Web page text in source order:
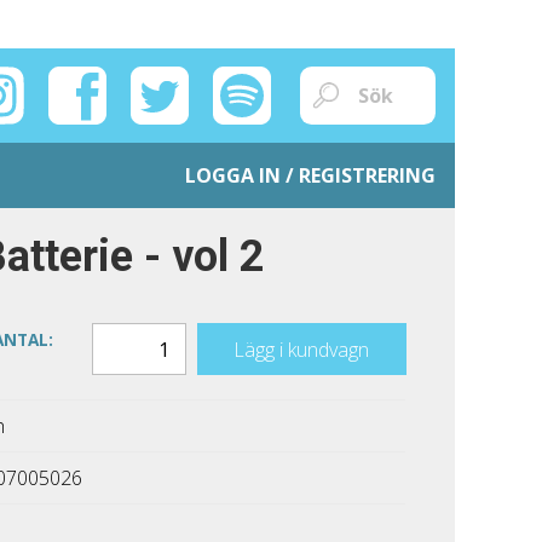
LOGGA IN / REGISTRERING
- vol 2
Lägg i kundvagn